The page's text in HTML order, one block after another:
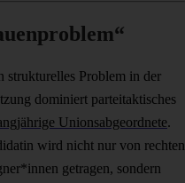
strukturelles Problem in der
dominiert parteitaktisches
Unionsabgeordnete.
wird nicht nur von rechten
getragen, sondern